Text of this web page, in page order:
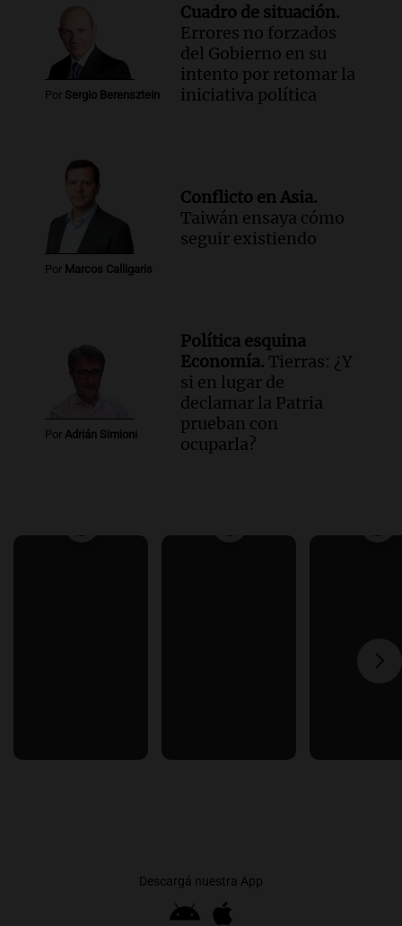
Por Sergio Berensztein
Cuadro de situación.
Errores no forzados
del Gobierno en su
intento por retomar la
iniciativa política
Por Marcos Calligaris
Conflicto en Asia.
Taiwán ensaya cómo
seguir existiendo
Por Adrián Simioni
Política esquina
Economía. Tierras: ¿Y
si en lugar de
declamar la Patria
prueban con
ocuparla?
Descargá nuestra App